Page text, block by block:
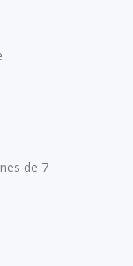
de 7